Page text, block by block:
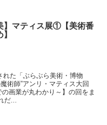
】マティス展①【美術番
れた「ぶらぶら美術・博物
術師”アンリ・マティス大回
画業が丸わかり～】の回をま
だ...